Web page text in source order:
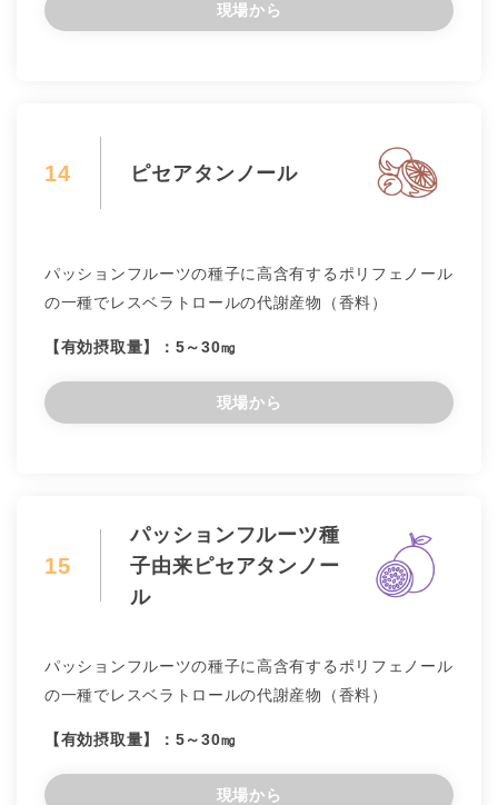
現場から
14 ピセアタンノール
パッションフルーツの種子に高含有するポリフェノール
の一種でレスベラトロールの代謝産物（香料）
【有効摂取量】：5～30㎎
現場から
15
パッションフルーツ種
子由来ピセアタンノー
ル
パッションフルーツの種子に高含有するポリフェノール
の一種でレスベラトロールの代謝産物（香料）
【有効摂取量】：5～30㎎
現場から